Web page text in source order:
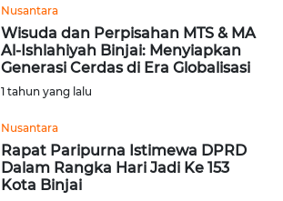
Nusantara
Wisuda dan Perpisahan MTS & MA
Al-Ishlahiyah Binjai: Menyiapkan
Generasi Cerdas di Era Globalisasi
1 tahun yang lalu
Nusantara
Rapat Paripurna Istimewa DPRD
Dalam Rangka Hari Jadi Ke 153
Kota Binjai